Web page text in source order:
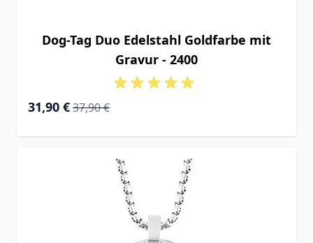
Dog-Tag Duo Edelstahl Goldfarbe mit
Gravur - 2400
Special Price
31,90 € Regular Price
37,90 €